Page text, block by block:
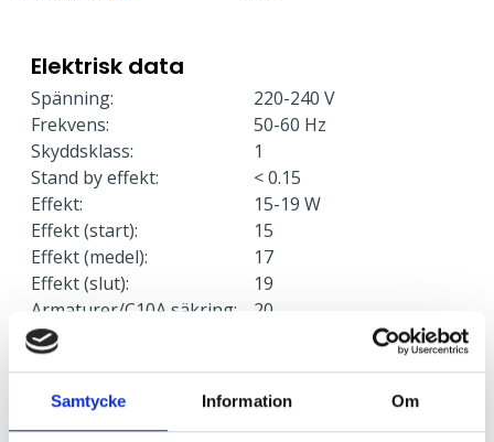
Samtycke Information Om
Elektrisk data
Spänning:
220-240 V
Frekvens:
50-60 Hz
Skyddsklass:
1
Stand by effekt:
< 0.15
Effekt:
15-19 W
Effekt (start):
15
Effekt (medel):
17
Effekt (slut):
19
Armaturer/C10A säkring:
20
Armaturer/C16A säkring:
Armaturer/B10A säkring:
Armaturer/B16A säkring:
20
Överspänningsskydd CM
2